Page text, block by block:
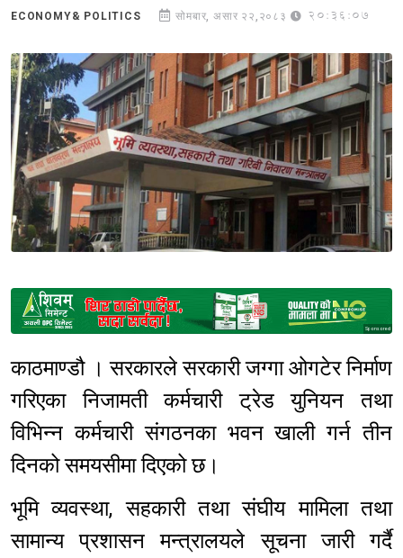
ECONOMY& POLITICS सोमबार, असार २२,२०८३ 20:36:07
Sponsored
काठमाण्डौ । सरकारले सरकारी जग्गा ओगटेर निर्माण
गरिएका निजामती कर्मचारी ट्रेड युनियन तथा
विभिन्न कर्मचारी संगठनका भवन खाली गर्न तीन
दिनको समयसीमा दिएको छ।
भूमि व्यवस्था, सहकारी तथा संघीय मामिला तथा
सामान्य प्रशासन मन्त्रालयले सूचना जारी गर्दै